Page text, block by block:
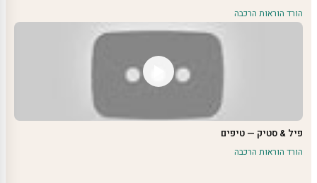
הורד הוראות הרכבה
פיל & סטיק — טיפים
הורד הוראות הרכבה